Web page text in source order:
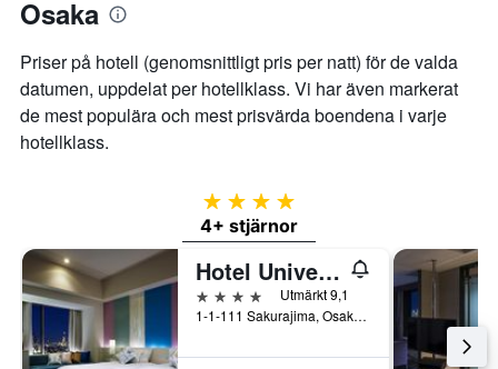
Osaka
Priser på hotell (genomsnittligt pris per natt) för de valda
datumen, uppdelat per hotellklass. Vi har även markerat
de mest populära och mest prisvärda boendena i varje
hotellklass.
4 stjärnor
4+ stjärnor
Hotel Universal Port
4 stjärnor
Utmärkt 9,1
1-1-111 Sakurajima, Osaka, Japan